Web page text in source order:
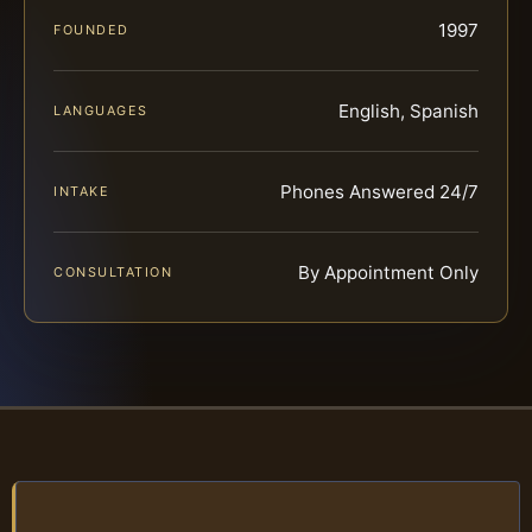
FOUNDED 1997
LANGUAGES English, Spanish
INTAKE Phones Answered 24/7
CONSULTATION By Appointment Only